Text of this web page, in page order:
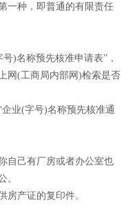
一种，即普通的有限责任
)名称预先核准申请表”，
网(工商局内部网)检索是否
业(字号)名称预先核准通
自己有厂房或者办公室也
。
房产证的复印件。